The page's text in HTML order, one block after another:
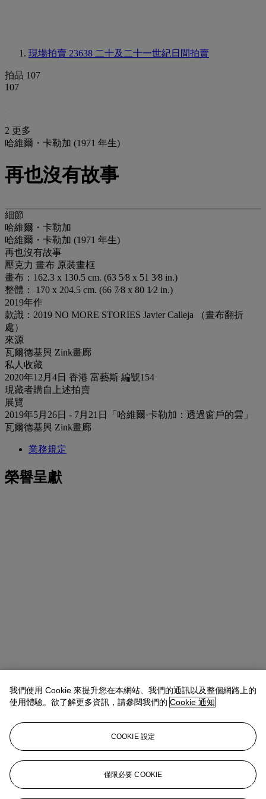
現場拍賣 23638 二十及二十一世紀日間拍賣
拍品 107
107
2 更多
哈維爾・卡勒加 (1971 年生)
再也沒有故事
細節
哈維爾・卡勒加
哈維爾・卡勒加 (1971 年生)
再也沒有故事
壓克力 畫布 原裝畫框
畫布：162.3 x 130.5 cm. (63 5⁄8 x 51 3⁄8 in.)
整體： 170 x 204.5 cm. (66 7⁄8 x 80 1⁄2 in.)
2019年作
款識：2019 NO MORE STORIES Javier Calleja （畫布翻折
處）
來源
瓦爾德基興 Zink畫廊
私人收藏
2020年12月4日 香港 富藝斯 編號154
現藏者購自上述拍賣
展覽
2019年5月26日 - 7月21日「哈維爾·卡勒加：透過窗戶的雲」
瓦爾德基興 Zink畫廊
業務規定
榮譽呈獻
Yinxue Wu
Junior Specialist
yinxuewu@christies.com
我們使用 Cookie 來提升您在本網站、我們的通訊以及整個網路上的
使用體驗。欲了解更多資訊，請參閱我們的 Cookie 通知
COOKIE 設定
僅限必要 COOKIE